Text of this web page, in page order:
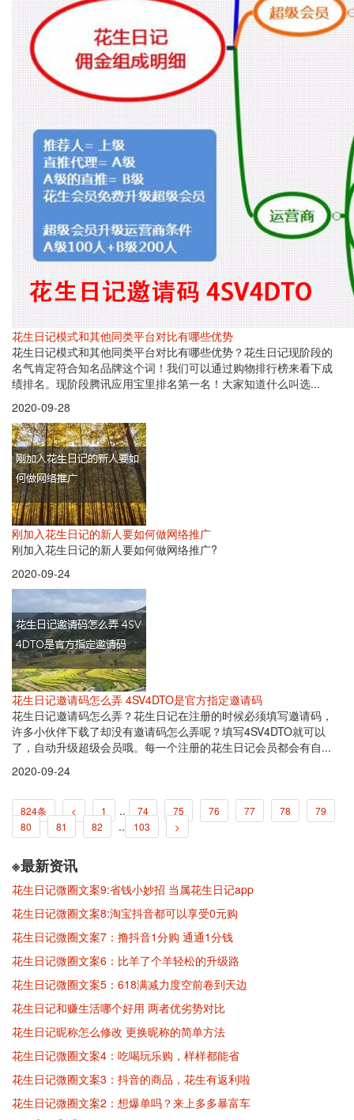
花生日记模式和其他同类平台对比有哪些优势
花生日记模式和其他同类平台对比有哪些优势？花生日记现阶段的
名气肯定符合知名品牌这个词！我们可以通过购物排行榜来看下成
绩排名。现阶段腾讯应用宝里排名第一名！大家知道什么叫选...
2020-09-28
刚加入花生日记的新人要如何做网络推广
刚加入花生日记的新人要如何做网络推广?
2020-09-24
花生日记邀请码怎么弄 4SV4DTO是官方指定邀请码
花生日记邀请码怎么弄？花生日记在注册的时候必须填写邀请码，
许多小伙伴下载了却没有邀请码怎么弄呢？填写4SV4DTO就可以
了，自动升级超级会员哦。每一个注册的花生日记会员都会有自...
2020-09-24
824条 < 1 .. 74 75 76 77 78
79
80
81 82 .. 103 >
※最新资讯
花生日记微圈文案9:省钱小妙招 当属花生日记app
花生日记微圈文案8:淘宝抖音都可以享受0元购
花生日记微圈文案7：撸抖音1分购 通通1分钱
花生日记微圈文案6：比羊了个羊轻松的升级路
花生日记微圈文案5：618满减力度空前卷到天边
花生日记和赚生活哪个好用 两者优劣势对比
花生日记昵称怎么修改 更换昵称的简单方法
花生日记微圈文案4：吃喝玩乐购，样样都能省
花生日记微圈文案3：抖音的商品，花生有返利啦
花生日记微圈文案2：想爆单吗？来上多多暴富车